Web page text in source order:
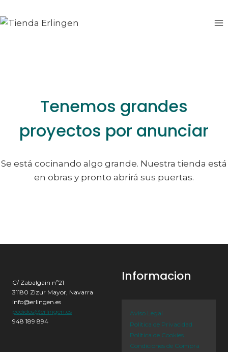
al
al
Tenemos grandes
proyectos por anunciar
Se está cocinando algo grande. Nuestra tienda está
en obras y pronto abrirá sus puertas.
C/ Zabalgain nº21
31180 Zizur Mayor, Navarra
info@erlingen.es
pedidos@erlingen.es
948 189 894
Informacion
Aviso Legal
Política de Privacidad
Política de Cookies
Condiciones de Compra